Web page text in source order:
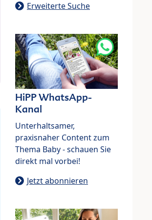
Erweiterte Suche
HiPP WhatsApp-
Kanal
Unterhaltsamer,
praxisnaher Content zum
Thema Baby - schauen Sie
direkt mal vorbei!
Jetzt abonnieren